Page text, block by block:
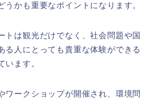
うかも重要なポイントになります。
トは観光だけでなく、社会問題や国
る人にとっても貴重な体験ができる
います。
ワークショップが開催され、環境問